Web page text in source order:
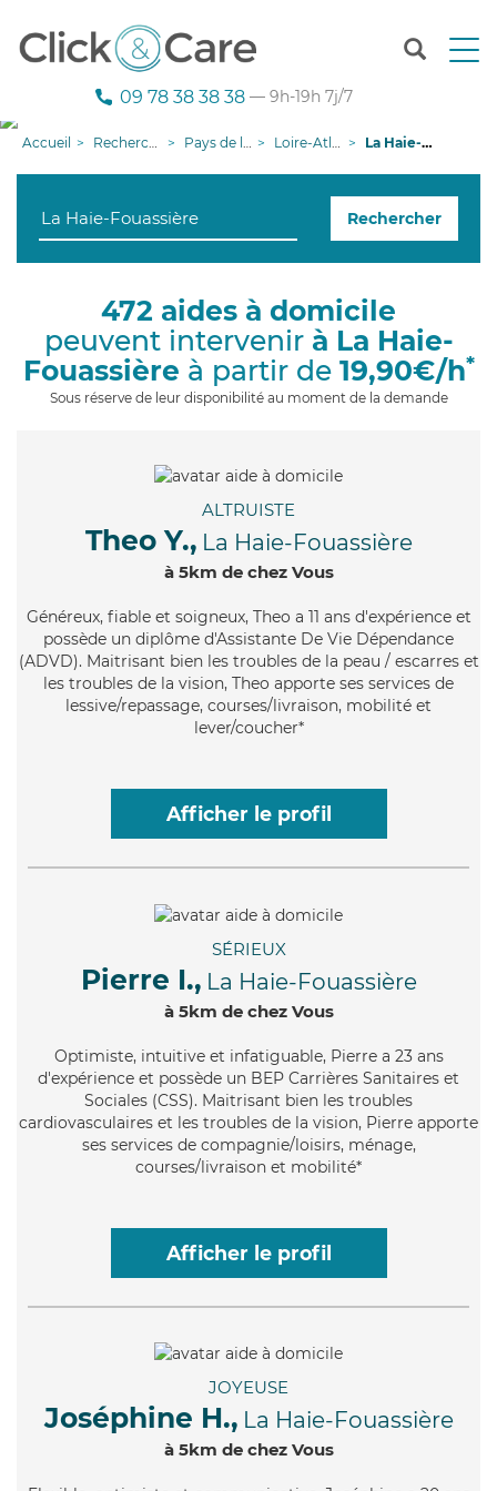
T
n
g
o
n
09 78 38 38 38 — 9h-19h 7j/7
Accueil Recherche aide à domicile Pays de la Loire Loire-Atlantique La Haie-Fouassière
Rechercher
472 aides à domicile
peuvent intervenir à La Haie-
Fouassière à partir de 19,90€/h*
Sous réserve de leur disponibilité au moment de la demande
ALTRUISTE
Theo Y., La Haie-Fouassière
à 5km de chez Vous
Généreux, fiable et soigneux, Theo a 11 ans d'expérience et
possède un diplôme d'Assistante De Vie Dépendance
(ADVD). Maitrisant bien les troubles de la peau / escarres et
les troubles de la vision, Theo apporte ses services de
lessive/repassage, courses/livraison, mobilité et
lever/coucher*
Afficher le profil
SÉRIEUX
Pierre I., La Haie-Fouassière
à 5km de chez Vous
Optimiste, intuitive et infatiguable, Pierre a 23 ans
d'expérience et possède un BEP Carrières Sanitaires et
Sociales (CSS). Maitrisant bien les troubles
cardiovasculaires et les troubles de la vision, Pierre apporte
ses services de compagnie/loisirs, ménage,
courses/livraison et mobilité*
Afficher le profil
JOYEUSE
Joséphine H., La Haie-Fouassière
à 5km de chez Vous